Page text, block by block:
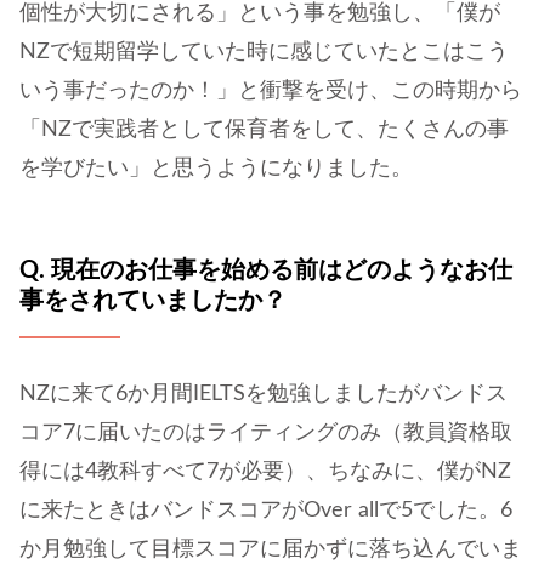
個性が大切にされる」という事を勉強し、「僕が
NZで短期留学していた時に感じていたとこはこう
いう事だったのか！」と衝撃を受け、この時期から
「NZで実践者として保育者をして、たくさんの事
を学びたい」と思うようになりました。
Q. 現在のお仕事を始める前はどのようなお仕
事をされていましたか？
NZに来て6か月間IELTSを勉強しましたがバンドス
コア7に届いたのはライティングのみ（教員資格取
得には4教科すべて7が必要）、ちなみに、僕がNZ
に来たときはバンドスコアがOver allで5でした。6
か月勉強して目標スコアに届かずに落ち込んでいま